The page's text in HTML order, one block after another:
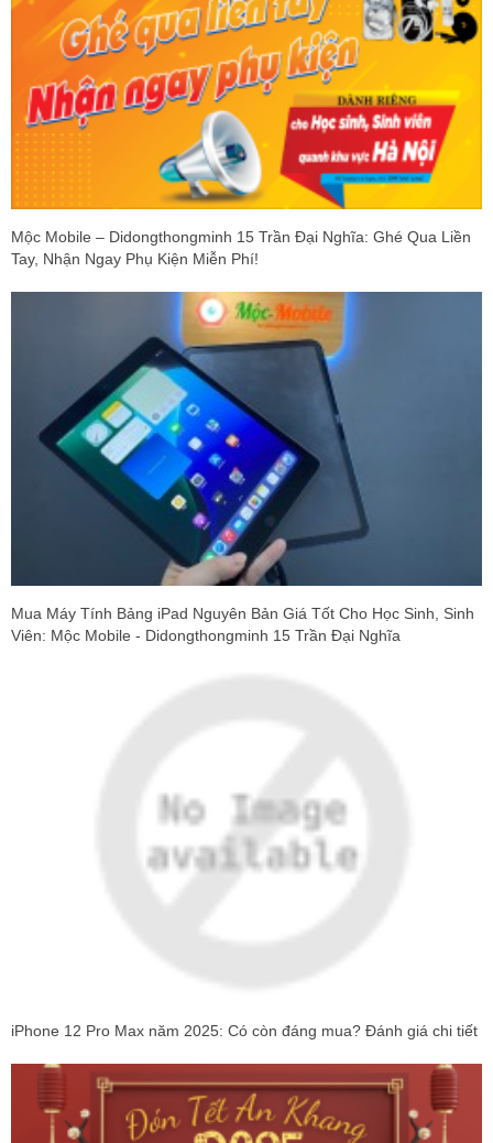
Mộc Mobile – Didongthongminh 15 Trần Đại Nghĩa: Ghé Qua Liền
Tay, Nhận Ngay Phụ Kiện Miễn Phí!
Mua Máy Tính Bảng iPad Nguyên Bản Giá Tốt Cho Học Sinh, Sinh
Viên: Mộc Mobile - Didongthongminh 15 Trần Đại Nghĩa
iPhone 12 Pro Max năm 2025: Có còn đáng mua? Đánh giá chi tiết